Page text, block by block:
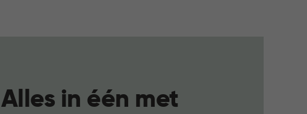
Alles in één met